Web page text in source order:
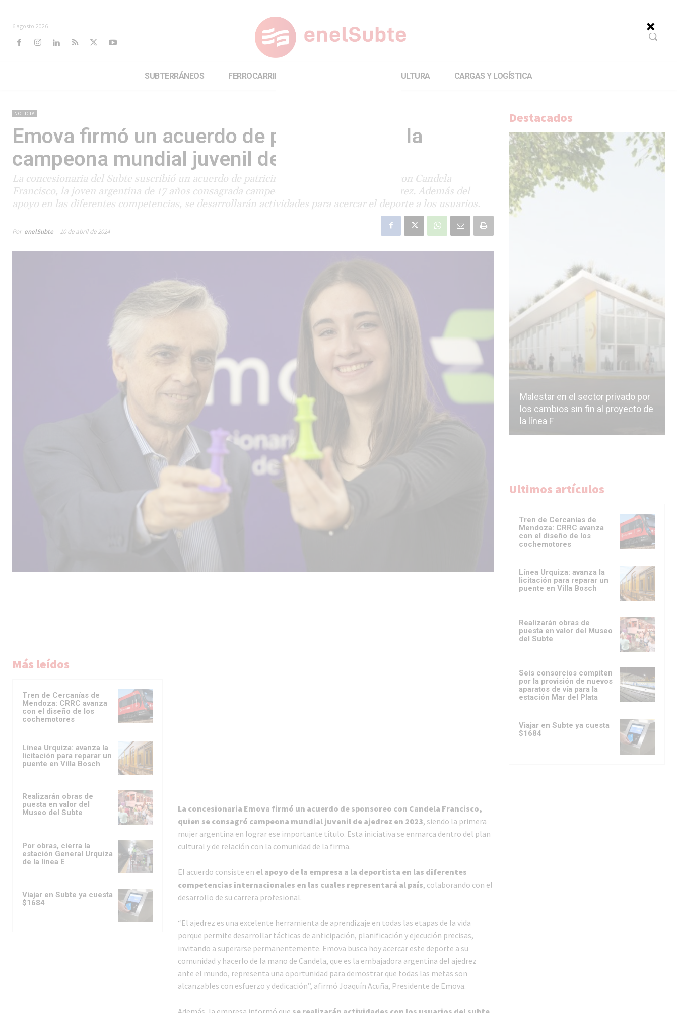
6 agosto 2026
SUBTERRÁNEOS FERROCARRILES CULTURA CARGAS Y LOGÍSTICA
NOTICIA
Emova firmó un acuerdo de patrocinio con la
campeona mundial juvenil de ajedrez
La concesionaria del Subte suscribió un acuerdo de patricinio y actividades conjuntas con Candela
Francisco, la joven argentina de 17 años consagrada campeona mundial juvenil de ajedrez. Además del
apoyo en las diferentes competencias, se desarrollarán actividades para acercar el deporte a los usuarios.
Por enelSubte 10 de abril de 2024
Más leídos
Tren de Cercanías de
Mendoza: CRRC avanza
con el diseño de los
cochemotores
Línea Urquiza: avanza la
licitación para reparar un
puente en Villa Bosch
Realizarán obras de
puesta en valor del
Museo del Subte
Por obras, cierra la
estación General Urquiza
de la línea E
Viajar en Subte ya cuesta
$1684
La concesionaria Emova firmó un acuerdo de sponsoreo con Candela Francisco,
quien se consagró campeona mundial juvenil de ajedrez en 2023, siendo la primera
mujer argentina en lograr ese importante título. Esta iniciativa se enmarca dentro del plan
cultural y de relación con la comunidad de la firma.
El acuerdo consiste en el apoyo de la empresa a la deportista en las diferentes
competencias internacionales en las cuales representará al país, colaborando con el
desarrollo de su carrera profesional.
“El ajedrez es una excelente herramienta de aprendizaje en todas las etapas de la vida
porque permite desarrollar tácticas de anticipación, planificación y ejecución precisas,
invitando a superarse permanentemente. Emova busca hoy acercar este deporte a su
comunidad y hacerlo de la mano de Candela, que es la embajadora argentina del ajedrez
ante el mundo, representa una oportunidad para demostrar que todas las metas son
alcanzables con esfuerzo y dedicación”, afirmó Joaquín Acuña, Presidente de Emova.
Destacados
Malestar en el sector privado por
los cambios sin fin al proyecto de
la línea F
Ultimos artículos
Tren de Cercanías de
Mendoza: CRRC avanza
con el diseño de los
cochemotores
Línea Urquiza: avanza la
licitación para reparar un
puente en Villa Bosch
Realizarán obras de
puesta en valor del Museo
del Subte
Seis consorcios compiten
por la provisión de nuevos
aparatos de vía para la
estación Mar del Plata
Viajar en Subte ya cuesta
$1684